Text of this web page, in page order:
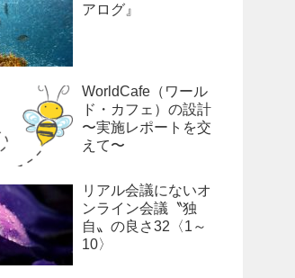
アログ』
WorldCafe（ワール
ド・カフェ）の設計
〜実施レポートを交
えて〜
リアル会議にないオ
ンライン会議〝独
自〟の良さ32〈1～
10〉